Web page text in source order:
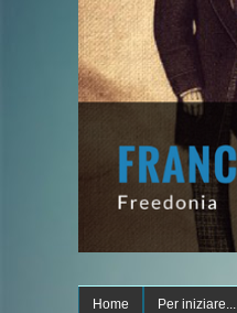
Home Per iniziare...